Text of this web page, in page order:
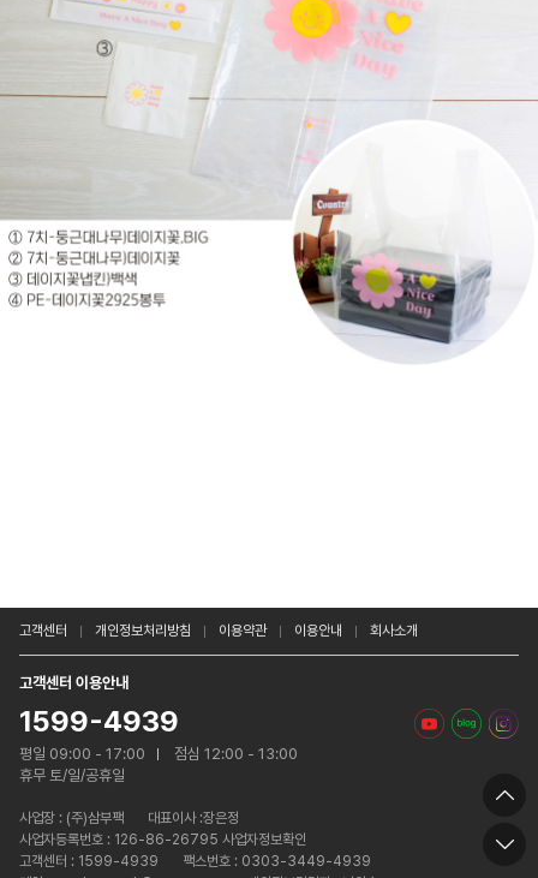
고객센터 개인정보처리방침 이용약관 이용안내 회사소개
고객센터 이용안내
1599-4939
평일 09:00 - 17:00
점심 12:00 - 13:00
휴무 토/일/공휴일
사업장 : (주)삼부팩
대표이사 :장은정
사업자등록번호 : 126-86-26795 사업자정보확인
고객센터 : 1599-4939
팩스번호 : 0303-3449-4939